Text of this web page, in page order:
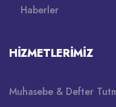
Haberler
HIZMETLERIMIZ
Muhasebe & Defter